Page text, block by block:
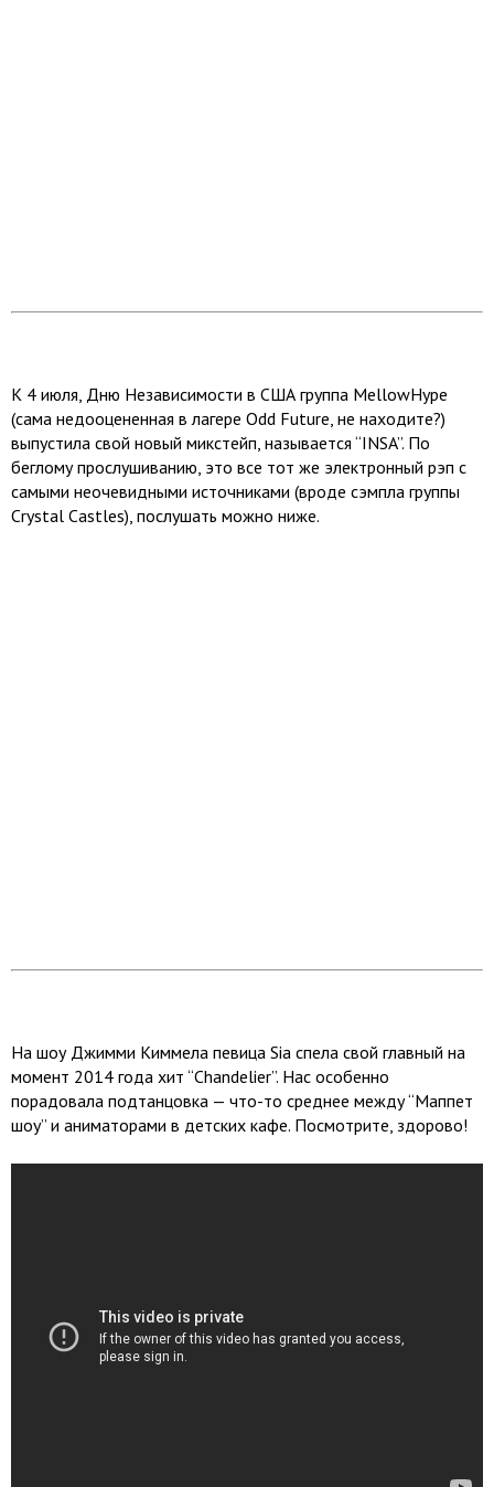
К 4 июля, Дню Независимости в США группа MellowHype
(сама недооцененная в лагере Odd Future, не находите?)
выпустила свой новый микстейп, называется “INSA”. По
беглому прослушиванию, это все тот же электронный рэп с
самыми неочевидными источниками (вроде сэмпла группы
Crystal Castles), послушать можно ниже.
На шоу Джимми Киммела певица Sia спела свой главный на
момент 2014 года хит “Chandelier”. Нас особенно
порадовала подтанцовка — что-то среднее между “Маппет
шоу” и аниматорами в детских кафе. Посмотрите, здорово!